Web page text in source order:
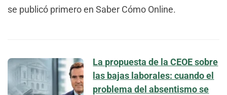
se publicó primero en Saber Cómo Online.
La propuesta de la CEOE sobre
las bajas laborales: cuando el
problema del absentismo se